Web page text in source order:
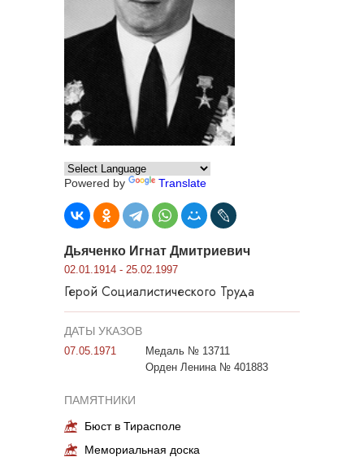
Powered by Translate
Дьяченко Игнат Дмитриевич
02.01.1914 - 25.02.1997
Герой Социалистического Труда
ДАТЫ УКАЗОВ
07.05.1971
Медаль № 13711
Орден Ленина № 401883
ПАМЯТНИКИ
Бюст в Тирасполе
Мемориальная доска